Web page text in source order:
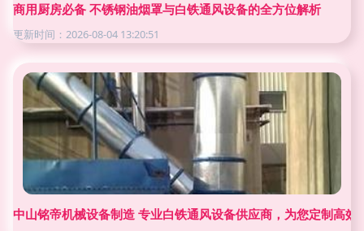
商用厨房必备 不锈钢油烟罩与白铁通风设备的全方位解析
更新时间：2026-08-04 13:20:51
中山铭帝机械设备制造 专业白铁通风设备供应商，为您定制高效